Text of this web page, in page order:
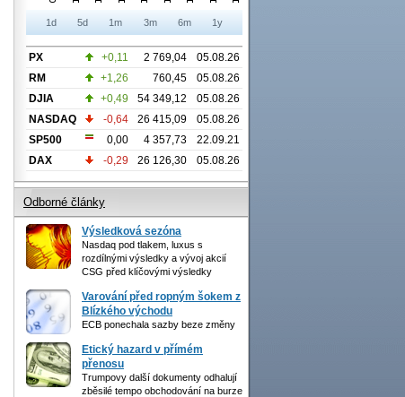
1d 5d 1m 3m 6m 1y
PX +0,11 2 769,04
05.08.26
RM
+1,26 760,45
05.08.26
DJIA
+0,49 54 349,12
05.08.26
NASDAQ
-0,64 26 415,09
05.08.26
SP500
0,00 4 357,73
22.09.21
DAX
-0,29 26 126,30 05.08.26
Odborné články
Výsledková sezóna
Nasdaq pod tlakem, luxus s
rozdílnými výsledky a vývoj akcií
CSG před klíčovými výsledky
Varování před ropným šokem z
Blízkého východu
ECB ponechala sazby beze změny
Etický hazard v přímém
přenosu
Trumpovy další dokumenty odhalují
zběsilé tempo obchodování na burze